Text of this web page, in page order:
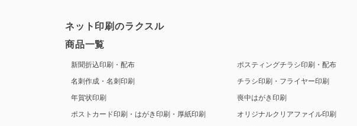
ネット印刷のラクスル
商品一覧
新聞折込印刷・配布
名刺作成・名刺印刷
年賀状印刷
ポストカード印刷・はがき印刷・厚紙印刷
ポスティングチラシ印刷・配布
チラシ印刷・フライヤー印刷
喪中はがき印刷
オリジナルクリアファイル印刷